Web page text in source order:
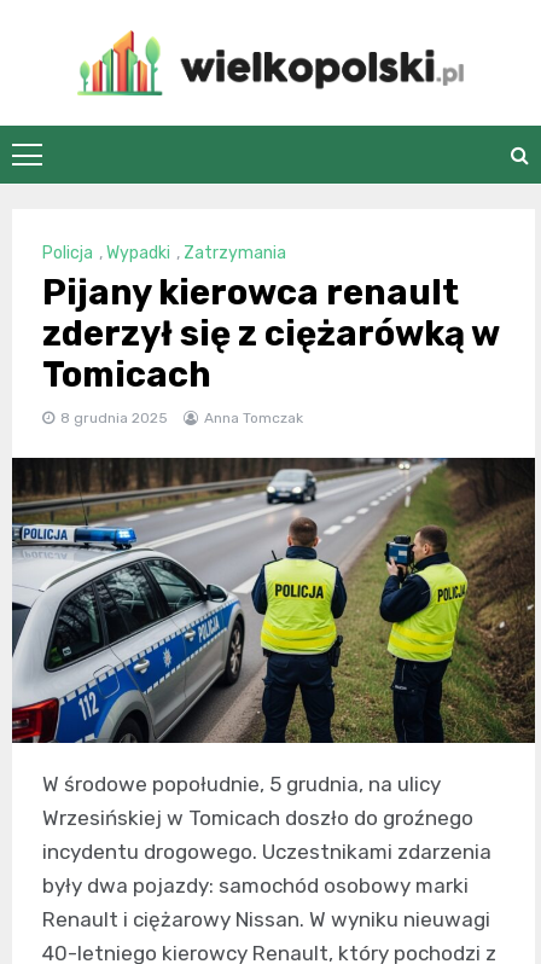
wielkopolski.pl
Policja ,Wypadki , Zatrzymania
Pijany kierowca renault
zderzył się z ciężarówką w
Tomicach
8 grudnia 2025 Anna Tomczak
W środowe popołudnie, 5 grudnia, na ulicy
Wrzesińskiej w Tomicach doszło do groźnego
incydentu drogowego. Uczestnikami zdarzenia
były dwa pojazdy: samochód osobowy marki
Renault i ciężarowy Nissan. W wyniku nieuwagi
40-letniego kierowcy Renault, który pochodzi z